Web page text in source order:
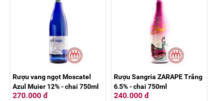
Rượu vang ngọt Moscatel
Azul Mujer 12% - chai 750ml
270.000 đ
Rượu Sangria ZARAPE Trắng
6,5% - chai 750ml
240.000 đ